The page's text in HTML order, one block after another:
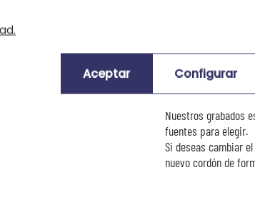
Esta pulsera
maciza o chapada
Número máximo de
Nuestros grabados
fuentes para elegir.
Si deseas cambiar
nuevo cordón de
Aceptar Configurar